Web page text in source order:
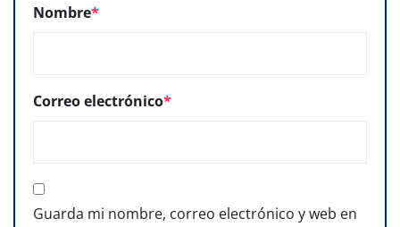
Nombre*
Correo electrónico*
Guarda mi nombre, correo electrónico y web en